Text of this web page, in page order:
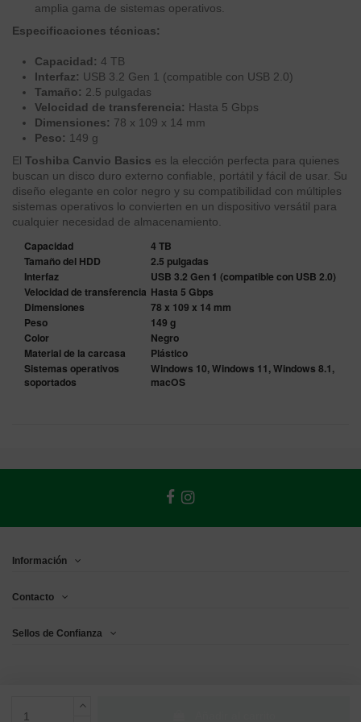
amplia gama de sistemas operativos.
Especificaciones técnicas:
Capacidad: 4 TB
Interfaz: USB 3.2 Gen 1 (compatible con USB 2.0)
Tamaño: 2.5 pulgadas
Velocidad de transferencia: Hasta 5 Gbps
Dimensiones: 78 x 109 x 14 mm
Peso: 149 g
El Toshiba Canvio Basics es la elección perfecta para quienes
buscan un disco duro externo confiable, portátil y fácil de usar. Su
diseño elegante en color negro y su compatibilidad con múltiples
sistemas operativos lo convierten en un dispositivo versátil para
cualquier necesidad de almacenamiento.
Capacidad
4 TB
Tamaño del HDD
2.5 pulgadas
Interfaz
USB 3.2 Gen 1 (compatible con USB 2.0)
Velocidad de transferencia Hasta 5 Gbps
Dimensiones
78 x 109 x 14 mm
Peso
149 g
Color
Negro
Material de la carcasa
Plástico
Sistemas operativos
soportados
Windows 10, Windows 11, Windows 8.1,
macOS
Información
Contacto
Sellos de Confianza